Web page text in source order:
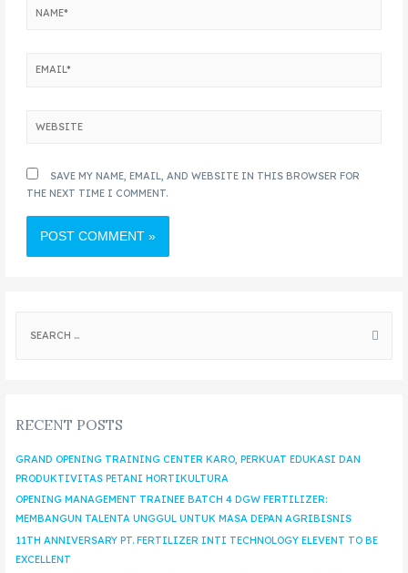
SAVE MY NAME, EMAIL, AND WEBSITE IN THIS BROWSER FOR
THE NEXT TIME I COMMENT.
RECENT POSTS
GRAND OPENING TRAINING CENTER KARO, PERKUAT EDUKASI DAN
PRODUKTIVITAS PETANI HORTIKULTURA
OPENING MANAGEMENT TRAINEE BATCH 4 DGW FERTILIZER:
MEMBANGUN TALENTA UNGGUL UNTUK MASA DEPAN AGRIBISNIS
11TH ANNIVERSARY PT. FERTILIZER INTI TECHNOLOGY ELEVENT TO BE
EXCELLENT